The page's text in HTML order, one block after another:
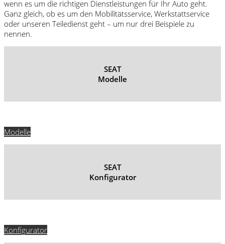
wenn es um die richtigen Dienstleistungen für Ihr Auto geht.
Ganz gleich, ob es um den Mobilitätsservice, Werkstattservice
oder unseren Teiledienst geht – um nur drei Beispiele zu
nennen.
SEAT
Modelle
Modelle
SEAT
Konfigurator
Konfigurator